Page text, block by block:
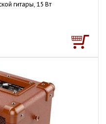
гитары, 15 Вт